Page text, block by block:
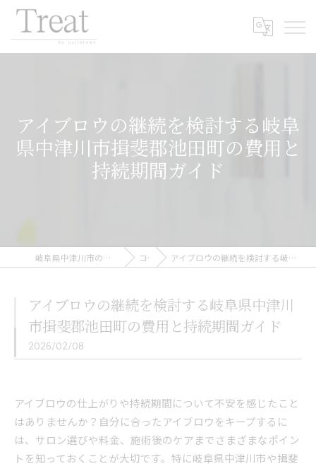
アイブロウの継続を検討する岐阜
県中津川市揖斐郡池田町の費用と
持続期間ガイド
岐阜県中津川市のアイブロウならTreat by nailbrows コラム アイブロウの継続を検討する岐阜県中津川市揖斐郡池田町の費用と持続期間ガイド
アイブロウの継続を検討する岐阜県中津川
市揖斐郡池田町の費用と持続期間ガイド
2026/02/08
アイブロウの仕上がりや持続期間について不安を感じたこと
はありませんか？自分に合ったアイブロウをキープするに
は、サロン選びや料金、施術後のケアまでさまざまなポイン
トを知っておくことが大切です。特に岐阜県中津川市や揖斐